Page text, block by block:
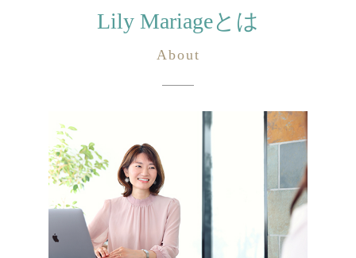
Lily Mariageとは